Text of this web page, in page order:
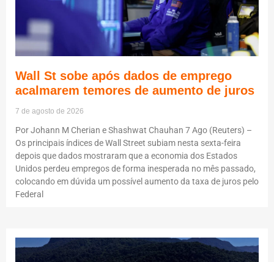
Wall St sobe após dados de emprego
acalmarem temores de aumento de juros
7 de agosto de 2026
Por Johann M Cherian e Shashwat Chauhan 7 Ago (Reuters) –
Os principais índices de Wall Street subiam nesta sexta-feira
depois que dados mostraram que a economia dos Estados
Unidos perdeu empregos de forma inesperada no mês passado,
colocando em dúvida um possível aumento da taxa de juros pelo
Federal